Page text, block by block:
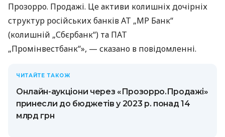
Прозорро. Продажі. Це активи колишніх дочірніх
структур російських банків АТ „МР Банк“
(колишній „Сбєрбанк“) та ПАТ
„Промінвестбанк“», — сказано в повідомленні.
ЧИТАЙТЕ ТАКОЖ
Онлайн-аукціони через «Прозорро.Продажі»
принесли до бюджетів у 2023 р. понад 14
млрд грн